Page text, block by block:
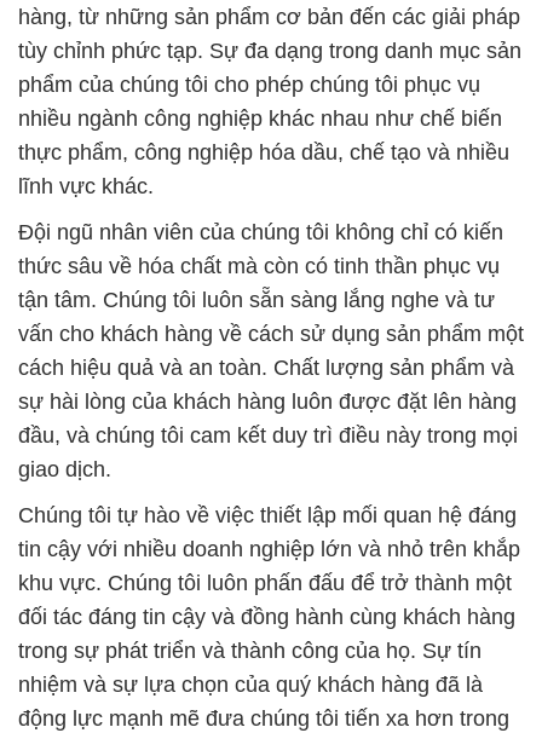
hàng, từ những sản phẩm cơ bản đến các giải pháp
tùy chỉnh phức tạp. Sự đa dạng trong danh mục sản
phẩm của chúng tôi cho phép chúng tôi phục vụ
nhiều ngành công nghiệp khác nhau như chế biến
thực phẩm, công nghiệp hóa dầu, chế tạo và nhiều
lĩnh vực khác.
Đội ngũ nhân viên của chúng tôi không chỉ có kiến
thức sâu về hóa chất mà còn có tinh thần phục vụ
tận tâm. Chúng tôi luôn sẵn sàng lắng nghe và tư
vấn cho khách hàng về cách sử dụng sản phẩm một
cách hiệu quả và an toàn. Chất lượng sản phẩm và
sự hài lòng của khách hàng luôn được đặt lên hàng
đầu, và chúng tôi cam kết duy trì điều này trong mọi
giao dịch.
Chúng tôi tự hào về việc thiết lập mối quan hệ đáng
tin cậy với nhiều doanh nghiệp lớn và nhỏ trên khắp
khu vực. Chúng tôi luôn phấn đấu để trở thành một
đối tác đáng tin cậy và đồng hành cùng khách hàng
trong sự phát triển và thành công của họ. Sự tín
nhiệm và sự lựa chọn của quý khách hàng đã là
động lực mạnh mẽ đưa chúng tôi tiến xa hơn trong